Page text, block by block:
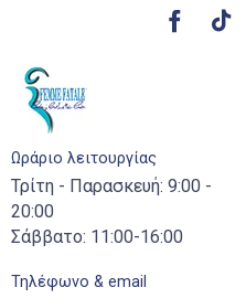
Ωράριο λειτουργίας
Τρίτη - Παρασκευή: 9:00 -
20:00
Σάββατο: 11:00-16:00
Τηλέφωνο & email